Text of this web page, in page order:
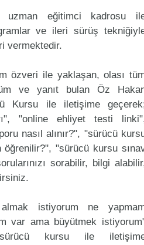
uzman eğitimci kadrosu
ve ileri sürüş
vermektedir.
özveri ile yaklaşan, olası
ve yanıt bulan Öz
Kursu ile iletişime
"online ehliyet testi
nasıl alınır?", "sürücü
öğrenilir?", "sürücü kursu
sorabilir, bilgi
istiyorum ne
var ama büyütmek
kursu ile